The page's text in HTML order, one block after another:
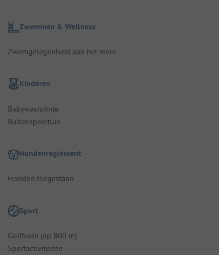
Zwemmen & Wellness
Zwemgelegenheid aan het meer
Kinderen
Babywasruimte
Buitenspeeltuin
Hondenreglement
Honden toegestaan
Sport
Golfbaan (op 800 m)
Sportactiviteiten